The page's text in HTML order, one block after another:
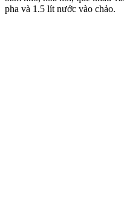
pha và 1.5 lít nước vào chảo.